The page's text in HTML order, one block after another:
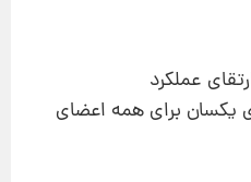
یکسان برای همه اعضای